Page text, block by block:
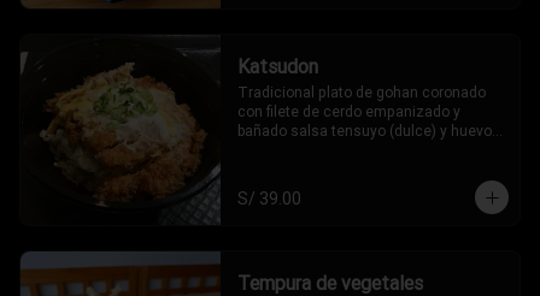
Katsudon
Tradicional plato de gohan coronado
con filete de cerdo empanizado y
bañado salsa tensuyo (dulce) y huevo,
S/ 39.00
Tempura de vegetales